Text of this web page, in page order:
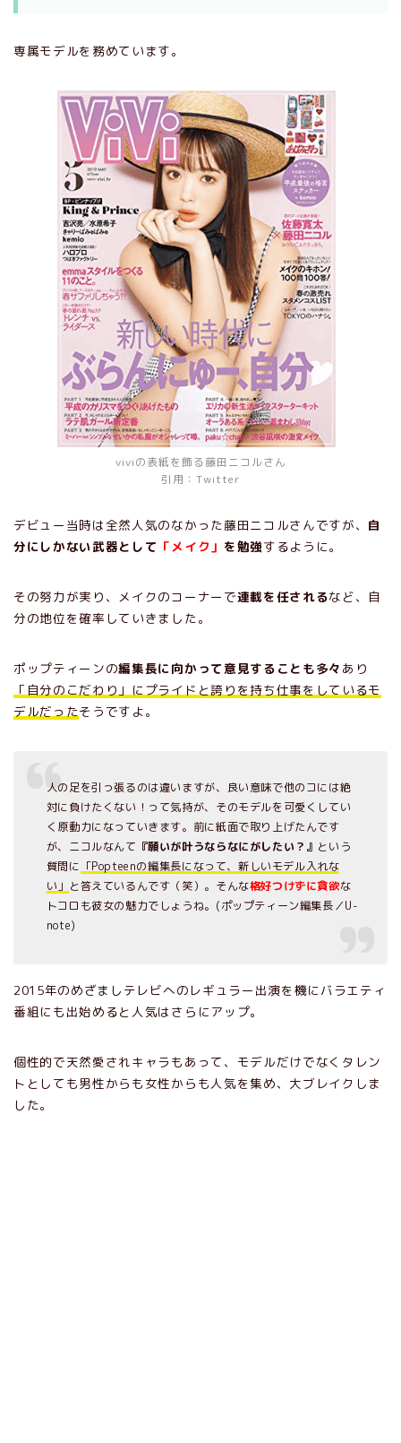
専属モデルを務めています。
viviの表紙を飾る藤田ニコルさん
引用：Twitter
デビュー当時は全然人気のなかった藤田ニコルさんですが、 自
分にしかない武器として 「メイク」 を勉強するように。
その努力が実り、メイクのコーナーで連載を任されるなど、自
分の地位を確率していきました。
ポップティーンの編集長に向かって意見することも多々 あり
「自分のこだわり」にプライドと誇りを持ち仕事をしているモ
デルだったそうですよ。
人の足を引っ張るのは違いますが、良い意味で他のコには絶
対に負けたくない！って気持が、そのモデルを可愛くしてい
く原動力になっていきます。前に紙面で取り上げたんです
が、ニコルなんて 『願いが叶うならなにがしたい？』 という
質問に 「Popteenの編集長になって、新しいモデル入れな
い」 と答えているんです（笑）。そんな格好つけずに貪欲な
トコロも彼女の魅力でしょうね。(ポップティーン編集長／U-
note)
2015年のめざましテレビへのレギュラー出演を機にバラエティ
番組にも出始めると人気はさらにアップ。
個性的で天然愛されキャラもあって、モデルだけでなくタレン
トとしても男性からも女性からも人気を集め、大ブレイクしま
した。